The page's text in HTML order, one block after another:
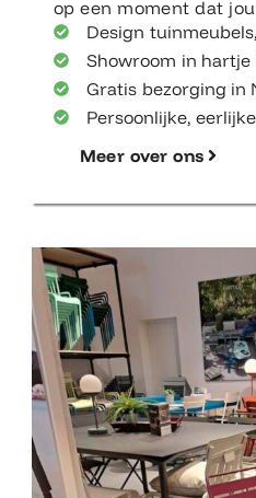
op een moment dat
Design
Showroom in hartje
Gratis bezorging in
Persoonlijke,
Meer over ons